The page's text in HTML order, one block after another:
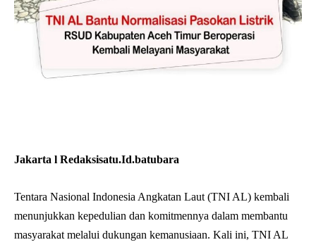
Jakarta l Redaksisatu.Id.batubara
Tentara Nasional Indonesia Angkatan Laut (TNI AL) kembali
menunjukkan kepedulian dan komitmennya dalam membantu
masyarakat melalui dukungan kemanusiaan. Kali ini, TNI AL